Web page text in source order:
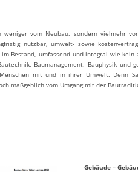
weniger vom Neubau, sondern vielmehr
nutzbar, umwelt‐ sowie
Bestand, umfassend und integral wie
Baumanagement, Bauphysik und
mit und in ihrer Umwelt. Denn
maßgeblich vom Umgang mit der
Gebäude –